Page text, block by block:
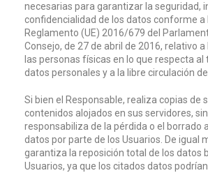
necesarias para garantizar la seguridad,
confidencialidad de los datos conforme a
Reglamento (UE) 2016/679 del
Consejo, de 27 de abril de 2016, relativo
las personas físicas en lo que respecta
datos personales y a la libre circulación
Si bien el Responsable, realiza copias de
contenidos alojados en sus servidores,
responsabiliza de la pérdida o el borrado
datos por parte de los Usuarios. De igual
garantiza la reposición total de los datos
Usuarios, ya que los citados datos